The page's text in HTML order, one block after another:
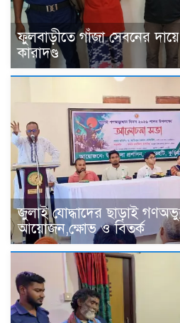
ফুলবাড়ীতে গাঁজা সেবনের
কারাদণ্ড
জুলাই যোদ্ধাদের ছাড়াই
আয়োজন,ক্ষোভ ও বিতর্ক